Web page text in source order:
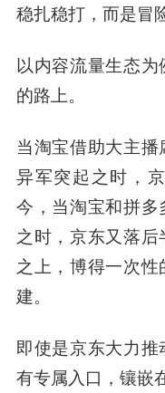
稳扎稳打，而是冒
以内容流量生态
的路上。
当淘宝借助大主
异军突起之时，
今，当淘宝和拼
之时，京东又落
之上，博得一次
建。
即使是京东大力
有专属入口，镶嵌